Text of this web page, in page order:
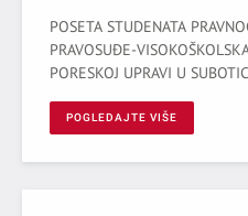
POSETA STUDENATA
PRAVOSUĐE-
PORESKOJ UPRAVI U
POGLEDAJTE VIŠE